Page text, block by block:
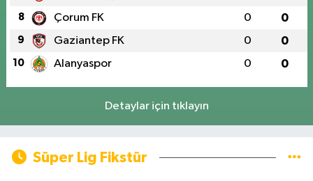
8 Çorum FK 0 0
9 Gaziantep FK 0 0
10 Alanyaspor 0 0
Detaylar için tıklayın
Süper Lig Fikstür